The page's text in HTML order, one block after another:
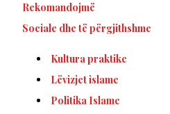
Rekomandojmë
Sociale dhe të përgjithshme
Kultura praktike
Lëvizjet islame
Politika Islame